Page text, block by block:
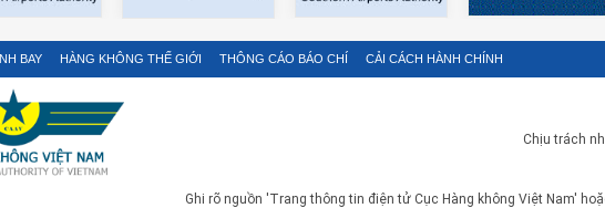
BAY HÀNG KHÔNG THẾ GIỚI THÔNG CÁO BÁO CHÍ CẢI CÁCH HÀNH CHÍNH
Chịu trách
Ghi rõ nguồn 'Trang thông tin điện tử Cục Hàng không Việt Nam'